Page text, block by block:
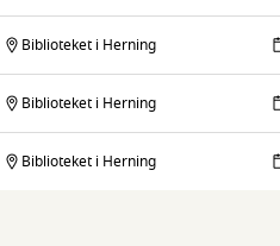
Biblioteket i Herning
Biblioteket i Herning
Biblioteket i Herning